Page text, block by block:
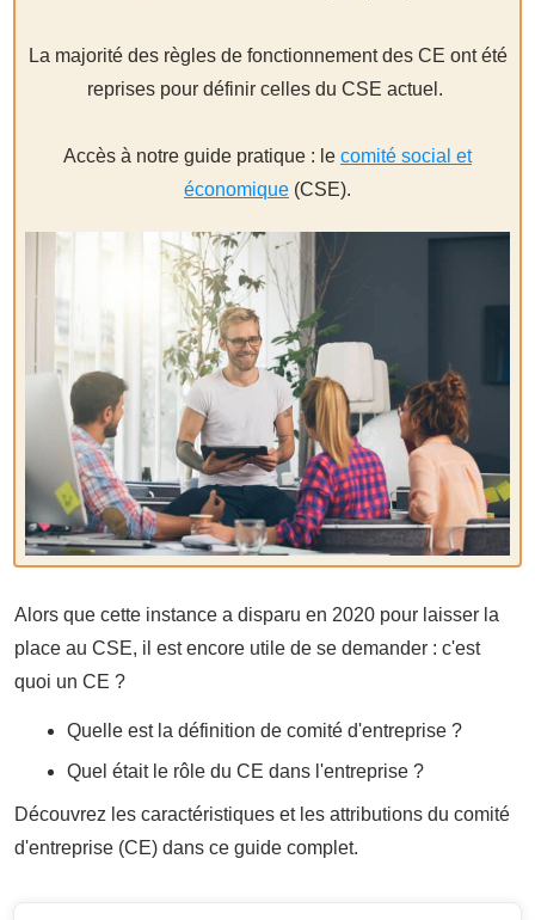
La majorité des règles de fonctionnement des CE ont été
reprises pour définir celles du CSE actuel.
Accès à notre guide pratique : le comité social et
économique (CSE).
Alors que cette instance a disparu en 2020 pour laisser la
place au CSE, il est encore utile de se demander : c'est
quoi un CE ?
Quelle est la définition de comité d'entreprise ?
Quel était le rôle du CE dans l'entreprise ?
Découvrez les caractéristiques et les attributions du comité
d'entreprise (CE) dans ce guide complet.